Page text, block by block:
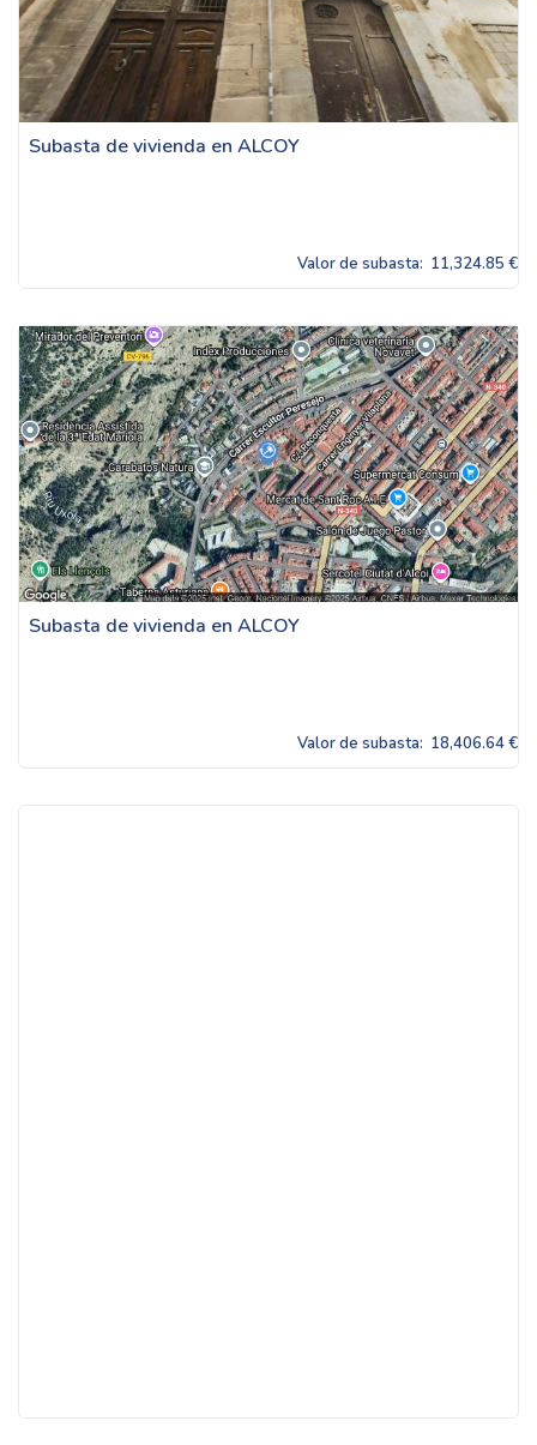
Subasta de vivienda en ALCOY
Valor de subasta: 11,324.85 €
Subasta de vivienda en ALCOY
Valor de subasta: 18,406.64 €